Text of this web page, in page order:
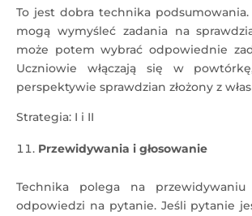
To jest dobra technika
mogą wymyśleć zadania na
może potem wybrać odpowiednie
Uczniowie włączają się w
perspektywie sprawdzian złożony z
Strategia: I i II
Przewidywania i głosowanie
Technika polega na
odpowiedzi na pytanie. Jeśli pytanie